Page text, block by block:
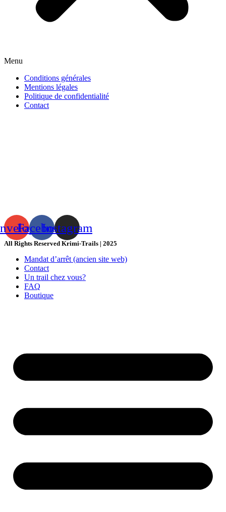
Menu
Conditions générales
Mentions légales
Politique de confidentialité
Contact
FacebookInstagram
All Rights Reserved Krimi-Trails | 2025
Mandat d’arrêt (ancien site web)
Contact
Un trail chez vous?
FAQ
Boutique